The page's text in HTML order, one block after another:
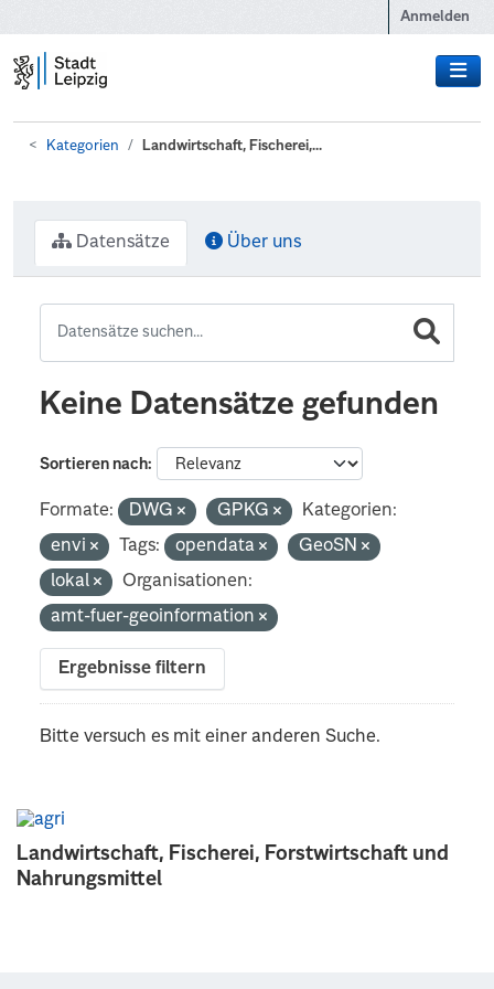
Anmelden
Kategorien Landwirtschaft, Fischerei,...
Landwirtschaft, Fischerei, Forstwirtschaft und
Nahrungsmittel
Datensätze Über uns
Keine Datensätze gefunden
Sortieren nach
Formate: DWG GPKG
Kategorien:
envi
Tags: opendata
GeoSN
lokal
Organisationen:
amt-fuer-geoinformation
Ergebnisse filtern
Bitte versuch es mit einer anderen Suche.